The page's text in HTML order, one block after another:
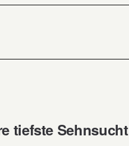
tiefste Sehnsucht